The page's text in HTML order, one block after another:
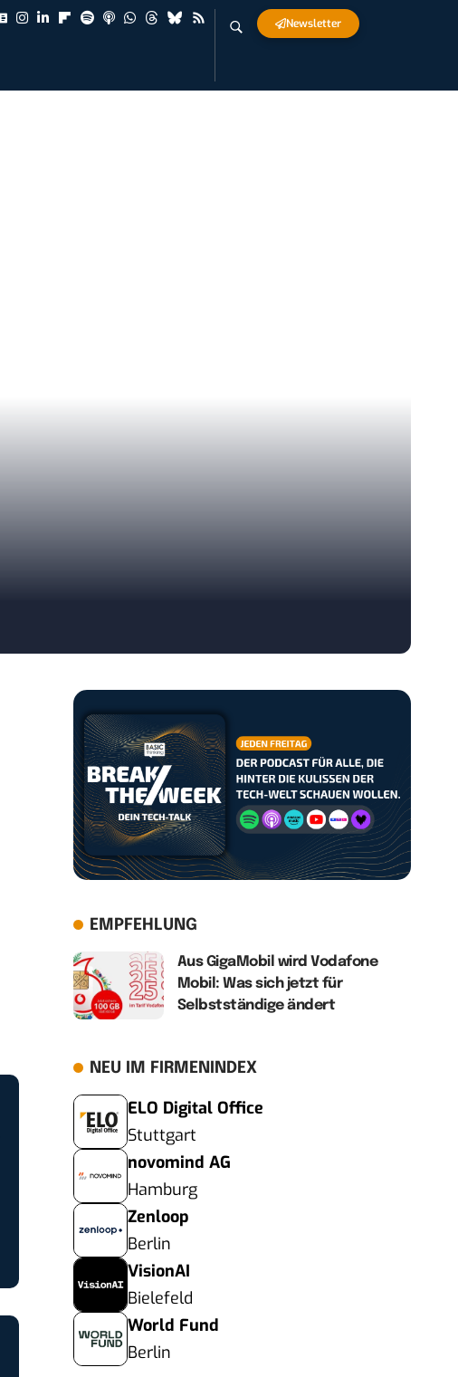
Newsletter
EMPFEHLUNG
Aus GigaMobil wird Vodafone
Mobil: Was sich jetzt für
Selbstständige ändert
NEU IM FIRMENINDEX
ELO Digital Office
Stuttgart
novomind AG
Hamburg
Zenloop
Berlin
VisionAI
Bielefeld
World Fund
Berlin